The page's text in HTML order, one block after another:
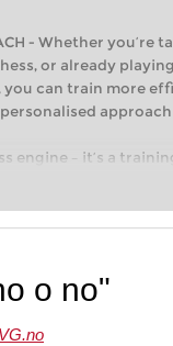
- Whether you’re
or already
you can train more
engine – it’s a
steps into the world
with a more
o no"
VG.no